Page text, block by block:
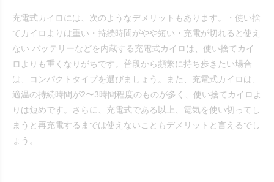
充電式カイロには、次のようなデメリットもあります。・使い捨
てカイロよりは重い・持続時間がやや短い・充電が切れると使え
ない バッテリーなどを内蔵する充電式カイロは、使い捨てカイ
ロよりも重くなりがちです。普段から頻繁に持ち歩きたい場合
は、コンパクトタイプを選びましょう。また、充電式カイロは、
適温の持続時間が2〜3時間程度のものが多く、使い捨てカイロよ
りは短めです。さらに、充電式である以上、電気を使い切ってし
まうと再充電するまでは使えないこともデメリットと言えるでし
ょう。